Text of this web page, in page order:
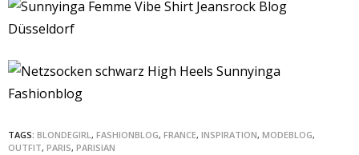
TAGS: BLONDEGIRL, FASHIONBLOG, FRANCE, INSPIRATION, MODEBLOG,
OUTFIT, PARIS, PARISIAN